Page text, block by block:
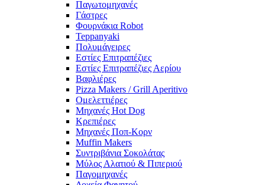
Παγωτομηχανές
Γάστρες
Φουρνάκια Robot
Teppanyaki
Πολυμάγειρες
Εστίες Επιτραπέζιες
Εστίες Επιτραπέζιες Αερίου
Βαφλιέρες
Pizza Makers / Grill Aperitivo
Ομελεττιέρες
Μηχανές Hot Dog
Κρεπιέρες
Μηχανές Ποπ-Κορν
Muffin Makers
Συντριβάνια Σοκολάτας
Μύλος Αλατιού & Πιπεριού
Παγομηχανές